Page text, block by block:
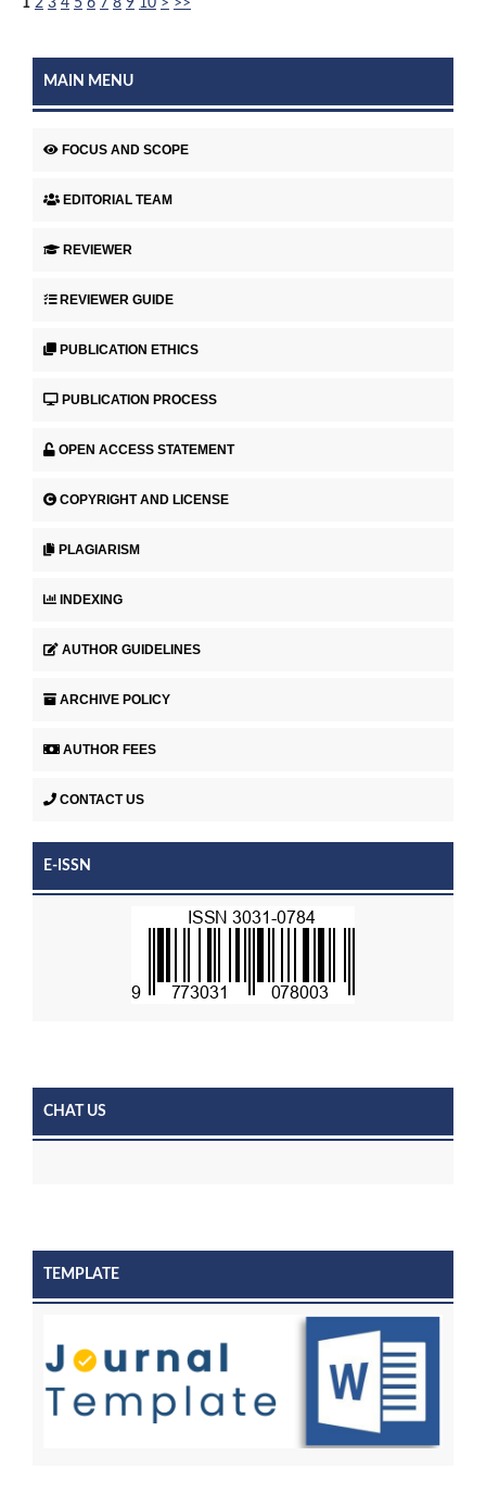
1 2 3 4 5 6 7 8 9 10 > >>
MAIN MENU
FOCUS AND SCOPE
EDITORIAL TEAM
REVIEWER
REVIEWER GUIDE
PUBLICATION ETHICS
PUBLICATION PROCESS
OPEN ACCESS STATEMENT
COPYRIGHT AND LICENSE
PLAGIARISM
INDEXING
AUTHOR GUIDELINES
ARCHIVE POLICY
AUTHOR FEES
CONTACT US
E-ISSN
CHAT US
TEMPLATE